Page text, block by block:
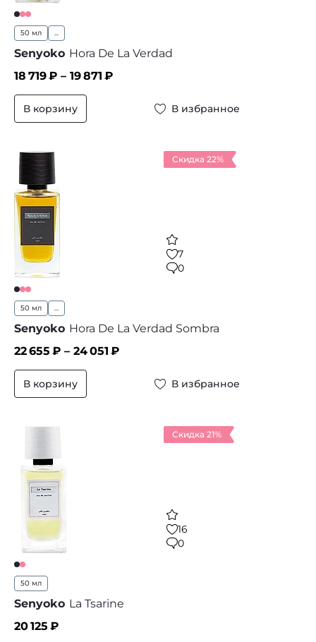
50 мл ...
Senyoko Hora De La Verdad
18 719₽ – 19 871 ₽
В корзину В избранное
Скидка 22%
7
0
50 мл ...
Senyoko Hora De La Verdad Sombra
22 655 ₽ – 24 051 ₽
В корзину В избранное
Скидка 21%
16
0
50 мл
Senyoko La Tsarine
20 125 ₽